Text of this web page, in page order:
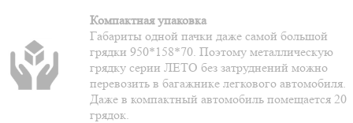
Компактная упаковка
Габариты одной пачки даже самой большой
грядки 950*158*70. Поэтому металлическую
грядку серии ЛЕТО без затруднений можно
перевозить в багажнике легкового автомобиля.
Даже в компактный автомобиль помещается 20
грядок.